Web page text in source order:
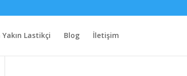
Yakın Lastikçi Blog İletişim